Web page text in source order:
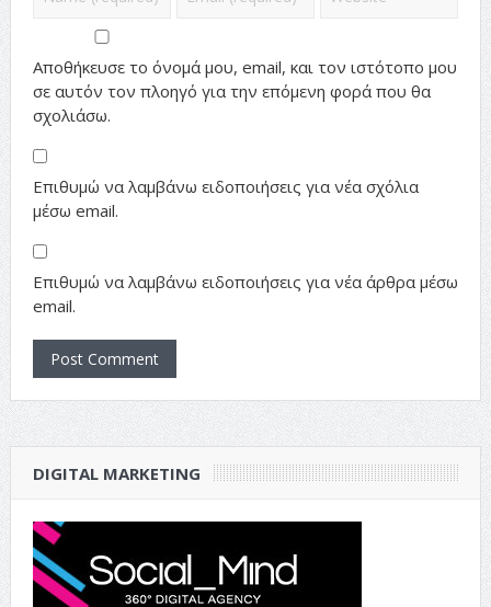
Αποθήκευσε το όνομά μου, email, και τον ιστότοπο μου
σε αυτόν τον πλοηγό για την επόμενη φορά που θα
σχολιάσω.
Επιθυμώ να λαμβάνω ειδοποιήσεις για νέα σχόλια
μέσω email.
Επιθυμώ να λαμβάνω ειδοποιήσεις για νέα άρθρα μέσω
email.
DIGITAL MARKETING